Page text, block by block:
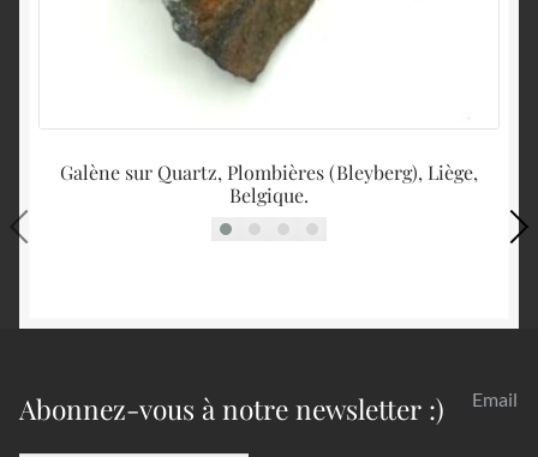
Galène sur Quartz, Plombières (Bleyberg), Liège,
Belgique.
Abonnez-vous à notre newsletter :) Email